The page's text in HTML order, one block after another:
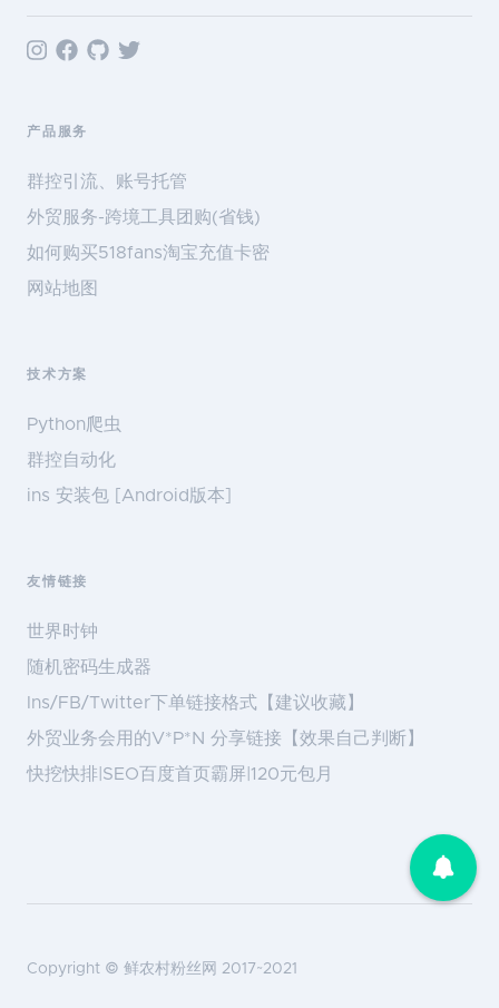
产品服务
群控引流、账号托管
外贸服务-跨境工具团购(省钱)
如何购买518fans淘宝充值卡密
网站地图
技术方案
Python爬虫
群控自动化
ins 安装包 [Android版本]
友情链接
世界时钟
随机密码生成器
Ins/FB/Twitter下单链接格式【建议收藏】
外贸业务会用的V*P*N 分享链接【效果自己判断】
快挖快排|SEO百度首页霸屏|120元包月
Copyright © 鲜农村粉丝网 2017~2021